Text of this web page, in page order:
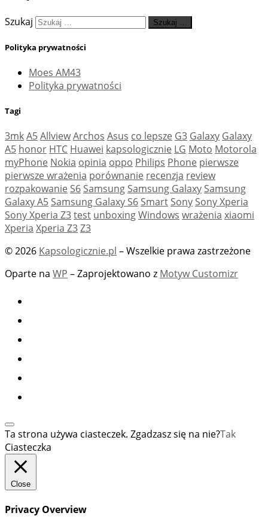
Szukaj Szukaj …
Polityka prywatności
Moes AM43
Polityka prywatności
Tagi
3mkA5AllviewArchos Asus co lepsze G3 Galaxy Galaxy
A5 honor HTC Huawei kapsologicznie LG Moto Motorola
myPhone Nokia opinia oppo Philips Phone pierwsze
pierwsze wrażenia porównanie recenzja review
rozpakowanie S6 Samsung Samsung Galaxy Samsung
Galaxy A5 Samsung Galaxy S6 Smart Sony Sony Xperia
Sony Xperia Z3test unboxingWindows wrażenia xiaomi
Xperia Xperia Z3Z3
© 2026 Kapsologicznie.pl – Wszelkie prawa zastrzeżone
Oparte na WP – Zaprojektowano z Motyw Customizr
Ta strona używa ciasteczek. Zgadzasz się na nie?Tak
Ciasteczka
Close
Privacy Overview